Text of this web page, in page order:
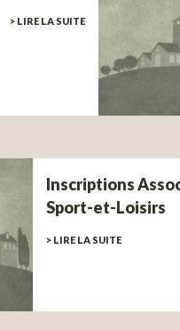
> LIRE LA SUITE
Inscriptions
Sport-et-Loisirs
> LIRE LA SUITE